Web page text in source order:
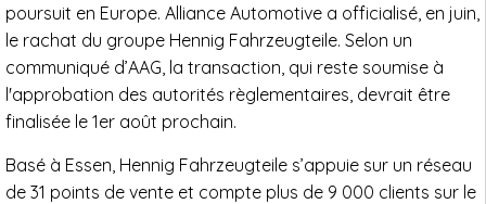
poursuit en Europe. Alliance Automotive a officialisé, en juin,
le rachat du groupe Hennig Fahrzeugteile. Selon un
communiqué d’AAG, la transaction, qui reste soumise à
l'approbation des autorités règlementaires, devrait être
finalisée le 1er août prochain.
Basé à Essen, Hennig Fahrzeugteile s’appuie sur un réseau
de 31 points de vente et compte plus de 9 000 clients sur le